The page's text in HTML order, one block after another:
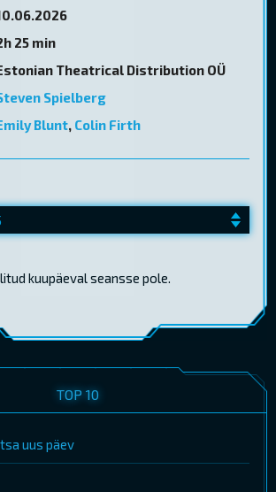
25 min
Theatrical Distribution OÜ
Spielberg
Blunt, Colin Firth
kuupäeval seansse pole.
TOP 10
uus päev